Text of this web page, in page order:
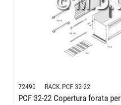
72490 RACK.PCF 32-22
PCF 32-22 Copertura forata